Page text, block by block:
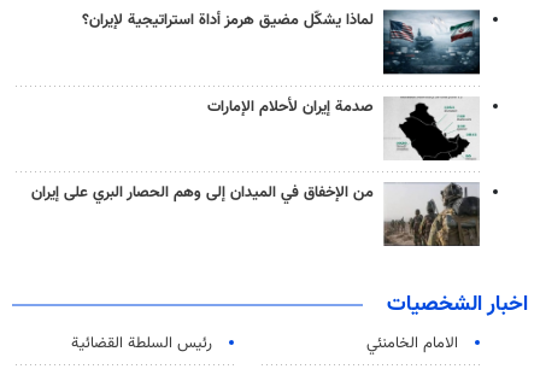
لماذا يشكّل مضيق هرمز أداة استراتيجية لإيران؟
صدمة إيران لأحلام الإمارات
من الإخفاق في الميدان إلى وهم الحصار البري على إيران
اخبار الشخصيات
الامام الخامنئي
رئیس السلطة القضائیة